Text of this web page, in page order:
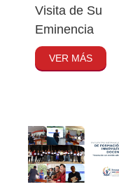
Visita de Su
Eminencia
VER MÁS